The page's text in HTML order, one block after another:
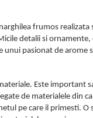
frumos
detalii si
pasionat de arome
Este important
de materialele din
pe care il primesti. O